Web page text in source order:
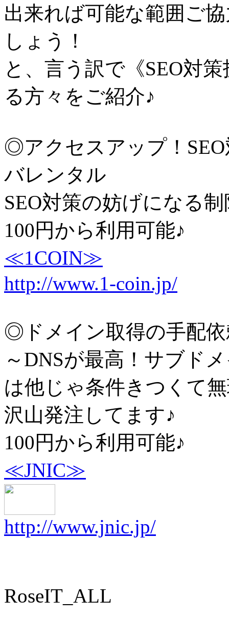
出来れば可能な範囲ご
しょう！
と、言う訳で《SEO対
る方々をご紹介♪
◎アクセスアップ！
バレンタル
SEO対策の妨げになる
100円から利用可能♪
≪1COIN≫
http://www.1-coin.jp/
◎ドメイン取得の手配
～DNSが最高！サブド
は他じゃ条件きつくて
沢山発注してます♪
100円から利用可能♪
≪JNIC≫
http://www.jnic.jp/
RoseIT_ALL